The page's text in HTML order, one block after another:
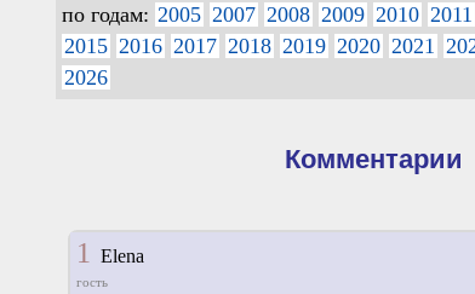
по годам: 2005 2007 2008 2009 2010 2011
2015 2016 2017 2018 2019 2020 2021
2026
Комментарии
1 Elena
гость